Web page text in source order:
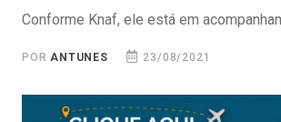
Conforme Knaf, ele está em
PORANTUNES 23/08/2021